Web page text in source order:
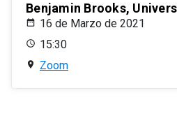
Benjamin Brooks,
16 de Marzo de 2021
15:30
Zoom